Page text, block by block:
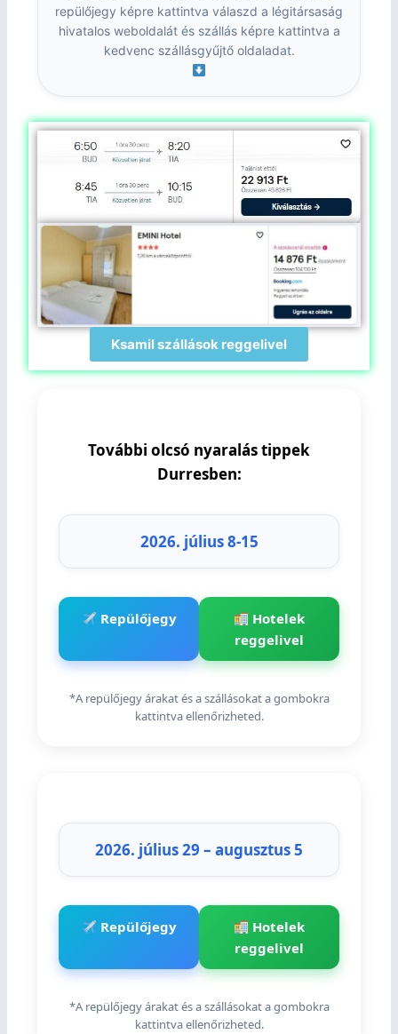
repülőjegy képre kattintva válaszd a légitársaság
hivatalos weboldalát és szállás képre kattintva a
kedvenc szállásgyűjtő oldaladat.
Ksamil szállások reggelivel
További olcsó nyaralás tippek
Durresben:
2026. július 8-15
Repülőjegy
Hotelek
reggelivel
*A repülőjegy árakat és a szállásokat a gombokra
kattintva ellenőrizheted.
2026. július 29 – augusztus 5
Repülőjegy
Hotelek
reggelivel
*A repülőjegy árakat és a szállásokat a gombokra
kattintva ellenőrizheted.